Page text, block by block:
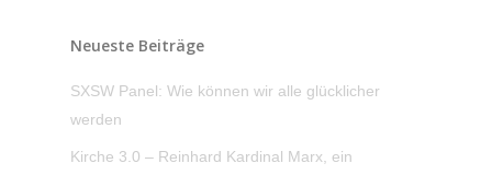
Neueste Beiträge
SXSW Panel: Wie können wir alle glücklicher
werden
Kirche 3.0 – Reinhard Kardinal Marx, ein